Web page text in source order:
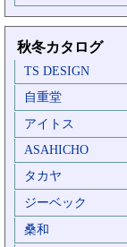
秋冬カタログ
TS DESIGN
自重堂
アイトス
ASAHICHO
タカヤ
ジーベック
桑和